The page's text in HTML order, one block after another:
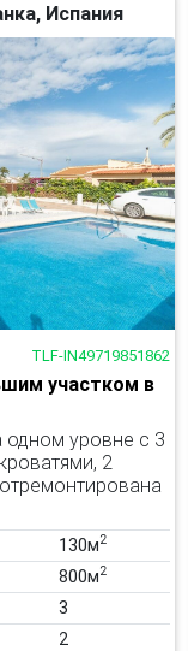
Испания
TLF-IN49719851862
участком в
одном уровне с 3
2
130м2
800м2
3
2